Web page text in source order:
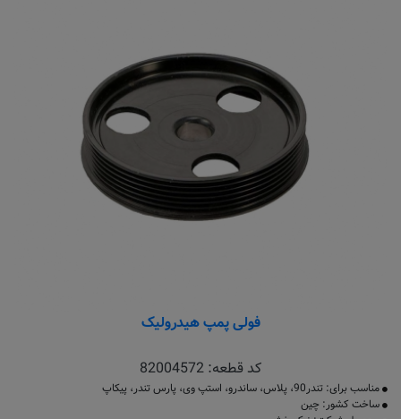
فولی پمپ هیدرولیک
کد قطعه: 82004572
مناسب برای: تندر90، پلاس، ساندرو، استپ وی، پارس تندر، پیکاپ
ساخت کشور: چین